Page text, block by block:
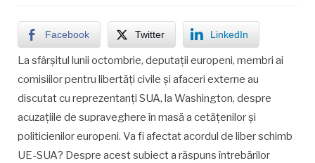
Facebook Twitter LinkedIn
La sfârșitul lunii octombrie, deputații europeni, membri ai
comisiilor pentru libertăți civile și afaceri externe au
discutat cu reprezentanți SUA, la Washington, despre
acuzațiile de supraveghere în masă a cetățenilor și
politicienilor europeni. Va fi afectat acordul de liber schimb
UE-SUA? Despre acest subiect a răspuns întrebărilor